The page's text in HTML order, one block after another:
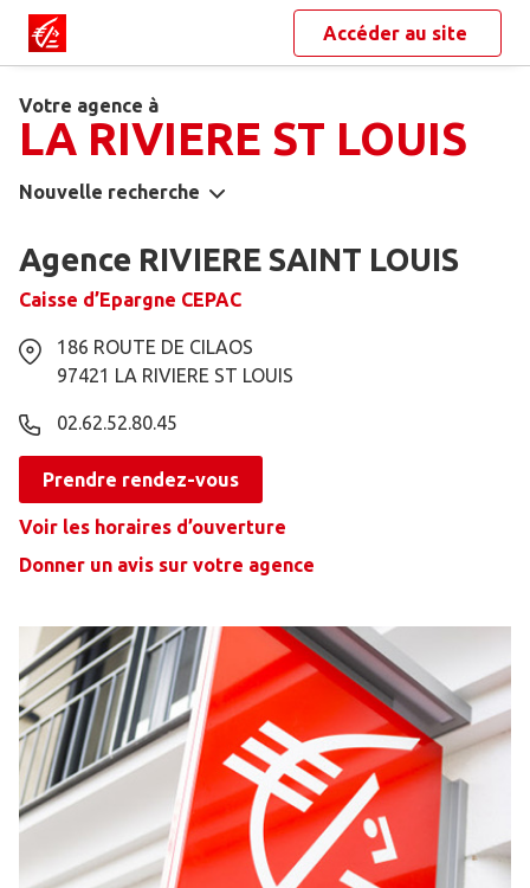
Accéder au site
Votre agence à
LA RIVIERE ST LOUIS
Nouvelle recherche
Agence RIVIERE SAINT LOUIS
Caisse d’Epargne CEPAC
186 ROUTE DE CILAOS
97421 LA RIVIERE ST LOUIS
02.62.52.80.45
Prendre rendez-vous
Voir les horaires d’ouverture
Donner un avis sur votre agence